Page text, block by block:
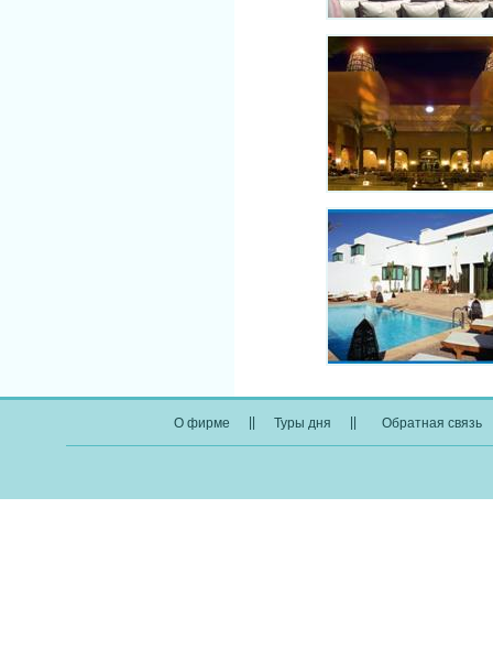
О фирме Туры дня Обратная связь